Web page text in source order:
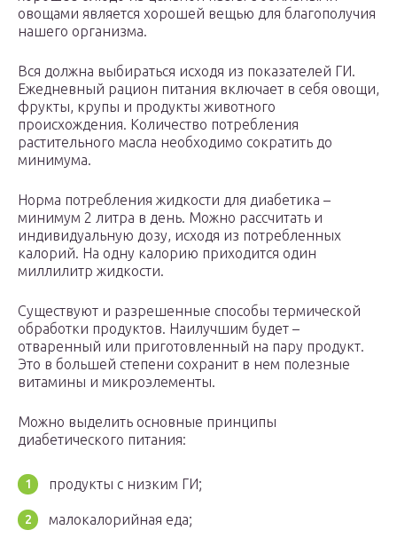
овощами является хорошей вещью для благополучия
нашего организма.
Вся должна выбираться исходя из показателей ГИ.
Ежедневный рацион питания включает в себя овощи,
фрукты, крупы и продукты животного
происхождения. Количество потребления
растительного масла необходимо сократить до
минимума.
Норма потребления жидкости для диабетика –
минимум 2 литра в день. Можно рассчитать и
индивидуальную дозу, исходя из потребленных
калорий. На одну калорию приходится один
миллилитр жидкости.
Существуют и разрешенные способы термической
обработки продуктов. Наилучшим будет –
отваренный или приготовленный на пару продукт.
Это в большей степени сохранит в нем полезные
витамины и микроэлементы.
Можно выделить основные принципы
диабетического питания:
продукты с низким ГИ;
малокалорийная еда;